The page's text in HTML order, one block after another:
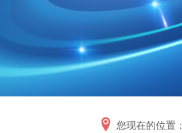
您现在的位置：